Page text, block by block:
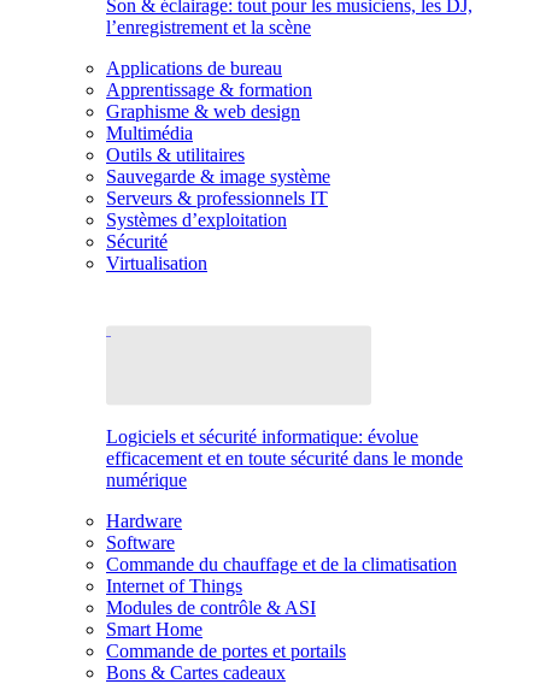
Son & éclairage: tout pour les musiciens, les DJ,
l’enregistrement et la scène
Applications de bureau
Apprentissage & formation
Graphisme & web design
Multimédia
Outils & utilitaires
Sauvegarde & image système
Serveurs & professionnels IT
Systèmes d’exploitation
Sécurité
Virtualisation
Logiciels et sécurité informatique: évolue
efficacement et en toute sécurité dans le monde
numérique
Hardware
Software
Commande du chauffage et de la climatisation
Internet of Things
Modules de contrôle & ASI
Smart Home
Commande de portes et portails
Bons & Cartes cadeaux